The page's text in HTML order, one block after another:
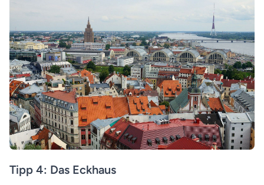
Tipp 4: Das Eckhaus